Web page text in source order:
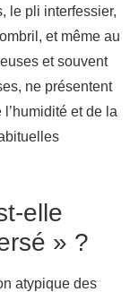
le pli interfessier,
et même au
et souvent
ne présentent
et de la
elle
» ?
atypique des